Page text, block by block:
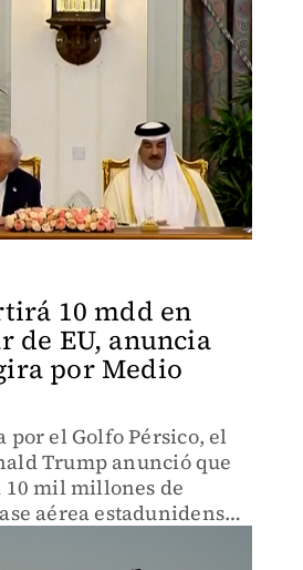
10 mdd en
de EU, anuncia
por Medio
por el Golfo Pérsico, el
Trump anunció que
mil millones de
aérea estadunidense